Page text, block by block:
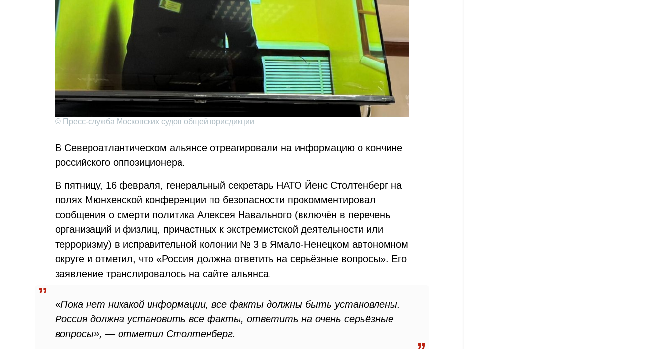
© Пресс-служба Московских судов общей юрисдикции
В Североатлантическом альянсе отреагировали на информацию о кончине
российского оппозиционера.
В пятницу, 16 февраля, генеральный секретарь НАТО Йенс Столтенберг на
полях Мюнхенской конференции по безопасности прокомментировал
сообщения о смерти политика Алексея Навального (включён в перечень
организаций и физлиц, причастных к экстремистской деятельности или
терроризму) в исправительной колонии № 3 в Ямало-Ненецком автономном
округе и отметил, что «Россия должна ответить на серьёзные вопросы». Его
заявление транслировалось на сайте альянса.
«Пока нет никакой информации, все факты должны быть установлены.
Россия должна установить все факты, ответить на очень серьёзные
вопросы», — отметил Столтенберг.